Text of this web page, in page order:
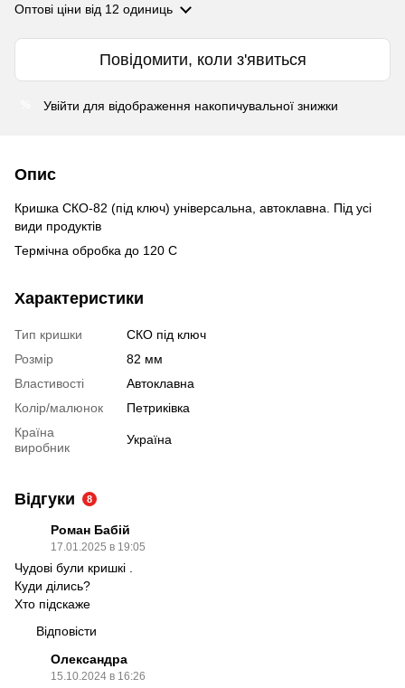
Оптові ціни від 12 одиниць
Повідомити, коли з'явиться
Увійти для відображення накопичувальної знижки
Опис
Кришка СКО-82 (під ключ) універсальна, автоклавна. Під усі
види продуктів
Термічна обробка до 120 С
Характеристики
Тип кришки
СКО під ключ
Розмір
82 мм
Властивості
Автоклавна
Колір/малюнок
Петриківка
Країна
виробник
Україна
Відгуки 8
Роман Бабій
17.01.2025 в 19:05
Чудові були кришкі .
Куди ділись?
Хто підскаже
Відповісти
Олександра
15.10.2024 в 16:26